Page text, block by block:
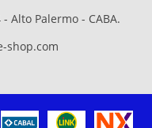
Alto Palermo - CABA.
shop.com